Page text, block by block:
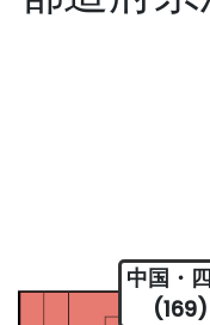
中国・
(169)